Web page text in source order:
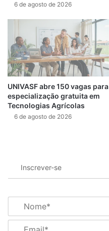
6 de agosto de 2026
UNIVASF abre 150 vagas para
especialização gratuita em
Tecnologias Agrícolas
6 de agosto de 2026
Inscrever-se